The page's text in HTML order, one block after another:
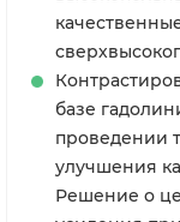
базе
проведении
улучшения
Решение о